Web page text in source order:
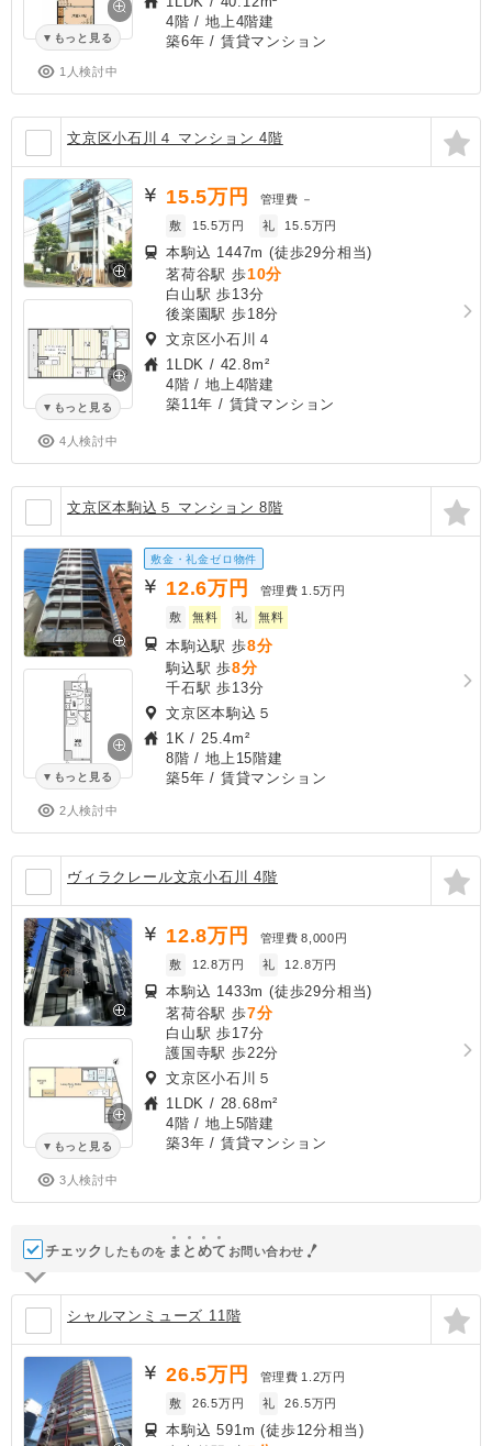
もっと見る
1人検討中
4階 / 地上4階建
築6年 / 賃貸マンション
文京区小石川４ マンション 4階
もっと見る
4人検討中
15.5万円 管理費 －
敷
15.5万円 礼 15.5万円
本駒込 1447m (徒歩29分相当)
茗荷谷駅 歩10分
白山駅 歩13分
後楽園駅 歩18分
文京区小石川４
1LDK / 42.8m²
4階 / 地上4階建
築11年 / 賃貸マンション
文京区本駒込５ マンション 8階
もっと見る
2人検討中
敷金・礼金ゼロ物件
12.6万円 管理費 1.5万円
敷
無料 礼 無料
本駒込駅 歩8分
駒込駅 歩8分
千石駅 歩13分
文京区本駒込５
1K / 25.4m²
8階 / 地上15階建
築5年 / 賃貸マンション
ヴィラクレール文京小石川 4階
もっと見る
3人検討中
12.8万円 管理費 8,000円
敷
12.8万円 礼 12.8万円
本駒込 1433m (徒歩29分相当)
茗荷谷駅 歩7分
白山駅 歩17分
護国寺駅 歩22分
文京区小石川５
1LDK / 28.68m²
4階 / 地上5階建
築3年 / 賃貸マンション
チェック したものを ま と めて お問い合わせ
シャルマンミューズ 11階
26.5万円 管理費 1.2万円
敷
26.5万円 礼 26.5万円
本駒込 591m (徒歩12分相当)